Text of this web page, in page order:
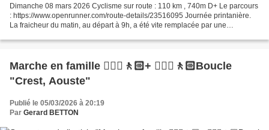
Dimanche 08 mars 2026 Cyclisme sur route : 110 km , 740m D+ Le parcours
: https://www.openrunner.com/route-details/23516095 Journée printanière.
La fraicheur du matin, au départ à 9h, a été vite remplacée par une
Marche en famille 🚶🏼‍♂️🚶🏻+ 🚶🏼‍♂️🚶🏻Boucle
"Crest, Aouste"
Publié le 05/03/2026 à 20:19
Par Gerard BETTON